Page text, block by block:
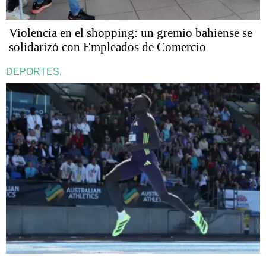
Violencia en el shopping: un gremio bahiense se
solidarizó con Empleados de Comercio
DEPORTES.